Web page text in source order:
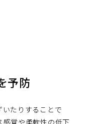
予防
たりすることで
感覚や柔軟性の低下